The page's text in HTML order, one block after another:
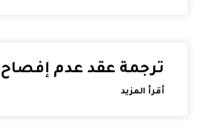
ترجمة عقد عدم إفصاح
أقرأ المزيد